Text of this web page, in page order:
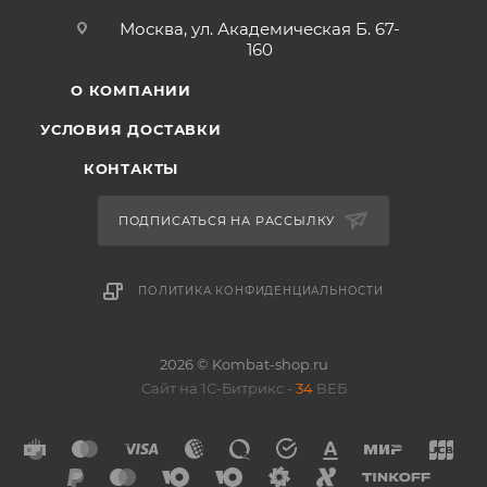
Москва, ул. Академическая Б. 67-
160
О КОМПАНИИ
УСЛОВИЯ ДОСТАВКИ
КОНТАКТЫ
ПОДПИСАТЬСЯ НА РАССЫЛКУ
ПОЛИТИКА КОНФИДЕНЦИАЛЬНОСТИ
2026 © Kombat-shop.ru
Сайт на 1С-Битрикс - 34 ВЕБ